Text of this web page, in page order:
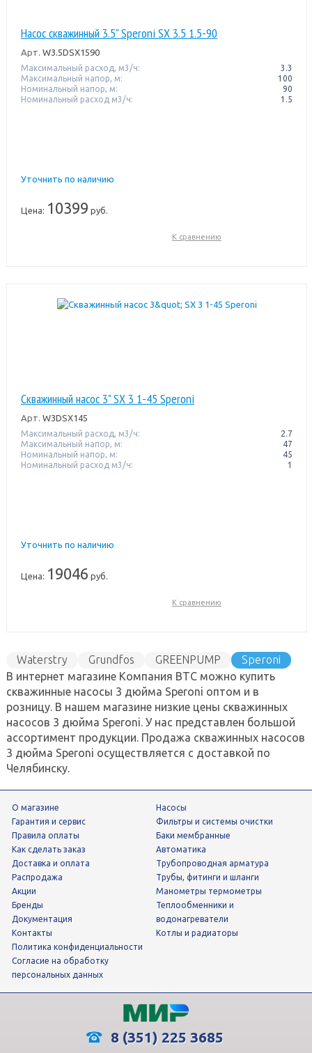
Насос скважинный 3.5" Speroni SX 3.5 1.5-90
Арт. W3.5DSX1590
Максимальный расход, м3/ч:
3.3
Максимальный напор, м:
100
Номинальный напор, м:
90
Номинальный расход м3/ч:
1.5
Уточнить по наличию
Цена: 10399 руб.
К сравнению
Скважинный насос 3" SX 3 1-45 Speroni
Арт. W3DSX145
Максимальный расход, м3/ч:
2.7
Максимальный напор, м:
47
Номинальный напор, м:
45
Номинальный расход м3/ч:
1
Уточнить по наличию
Цена: 19046 руб.
К сравнению
Waterstry Grundfos GREENPUMP
Speroni
WILO
В интернет магазине Компания ВТС можно купить
скважинные насосы 3 дюйма Speroni оптом и в
розницу. В нашем магазине низкие цены скважинных
насосов 3 дюйма Speroni. У нас представлен большой
ассортимент продукции. Продажа скважинных насосов
3 дюйма Speroni осуществляется с доставкой по
Челябинску.
О магазине
Гарантия и сервис
Правила оплаты
Как сделать заказ
Доставка и оплата
Распродажа
Акции
Бренды
Документация
Контакты
Насосы
фильтры и системы очистки
Баки мембранные
Автоматика
трубопроводная арматура
трубы, фитинги и шланги
манометры термометры
теплообменники и
водонагреватели
Котлы и радиаторы
Политика конфиденциальности
Согласие на обработку
персональных данных
8 (351) 225 3685